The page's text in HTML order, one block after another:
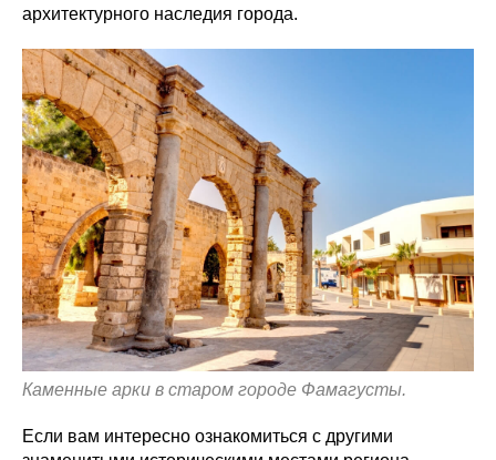
архитектурного наследия города.
Каменные арки в старом городе Фамагусты.
Если вам интересно ознакомиться с другими